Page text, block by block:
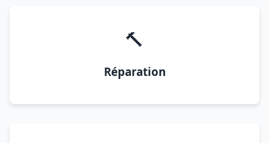
🔨
Réparation